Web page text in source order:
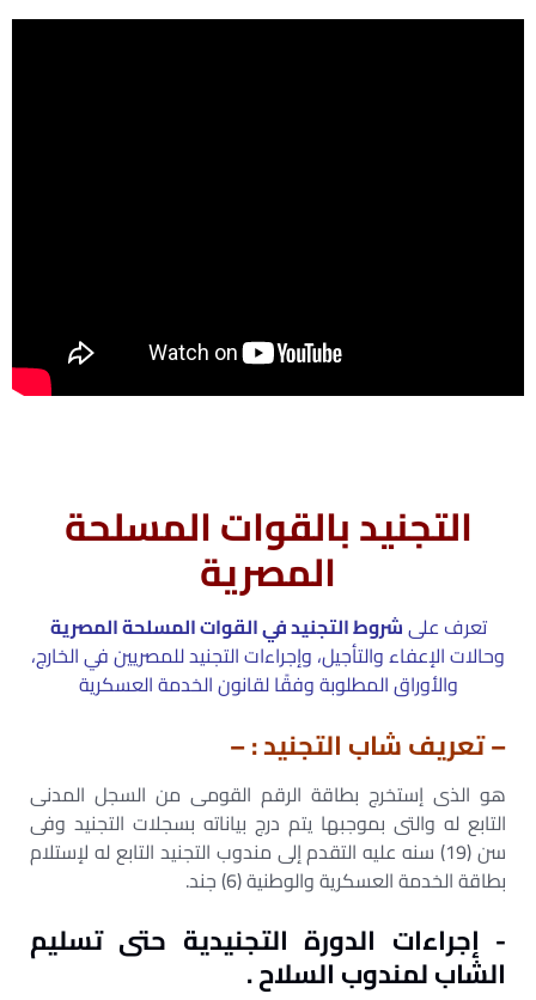
التجنيد بالقوات المسلحة
المصرية
تعرف علىشروط التجنيد في القوات المسلحة المصرية
وحالات الإعفاء والتأجيل، وإجراءات التجنيد للمصريين في الخارج،
والأوراق المطلوبة وفقًا لقانون الخدمة العسكرية
– تعريف شاب التجنيد : –
هو الذى إستخرج بطاقة الرقم القومى من السجل المدنى
التابع له والتى بموجبها يتم درج بياناته بسجلات التجنيد وفى
سن (19) سنه عليه التقدم إلى مندوب التجنيد التابع له لإستلام
بطاقة الخدمة العسكرية والوطنية (6) جند.
-‌ إجراءات الدورة التجنيدية حتى تسليم
الشاب لمندوب السلاح .